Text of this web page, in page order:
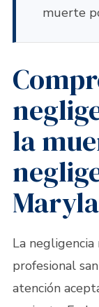
muerte
la
La
profesional
atención